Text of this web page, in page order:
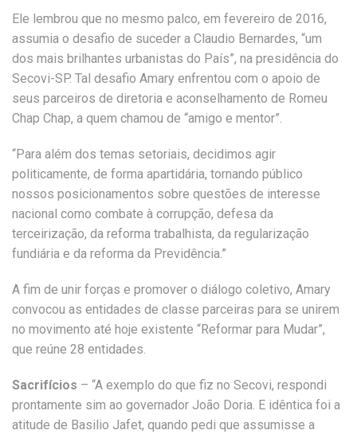
Ele lembrou que no mesmo palco, em fevereiro de 2016,
assumia o desafio de suceder a Claudio Bernardes, “um
dos mais brilhantes urbanistas do País”, na presidência do
Secovi-SP. Tal desafio Amary enfrentou com o apoio de
seus parceiros de diretoria e aconselhamento de Romeu
Chap Chap, a quem chamou de “amigo e mentor”.
“Para além dos temas setoriais, decidimos agir
politicamente, de forma apartidária, tornando público
nossos posicionamentos sobre questões de interesse
nacional como combate à corrupção, defesa da
terceirização, da reforma trabalhista, da regularização
fundiária e da reforma da Previdência.”
A fim de unir forças e promover o diálogo coletivo, Amary
convocou as entidades de classe parceiras para se unirem
no movimento até hoje existente “Reformar para Mudar”,
que reúne 28 entidades.
Sacrifícios – “A exemplo do que fiz no Secovi, respondi
prontamente sim ao governador João Doria. E idêntica foi a
atitude de Basilio Jafet, quando pedi que assumisse a